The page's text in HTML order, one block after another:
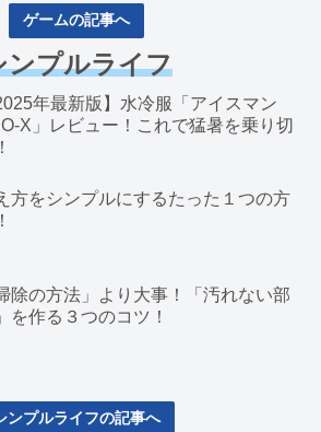
ゲームの記事へ
ンプルライフ
年最新版】水冷服「アイスマン
X」レビュー！これで猛暑を乗り切
方をシンプルにするたった１つの方
除の方法」より大事！「汚れない部
を作る３つのコツ！
ンプルライフの記事へ